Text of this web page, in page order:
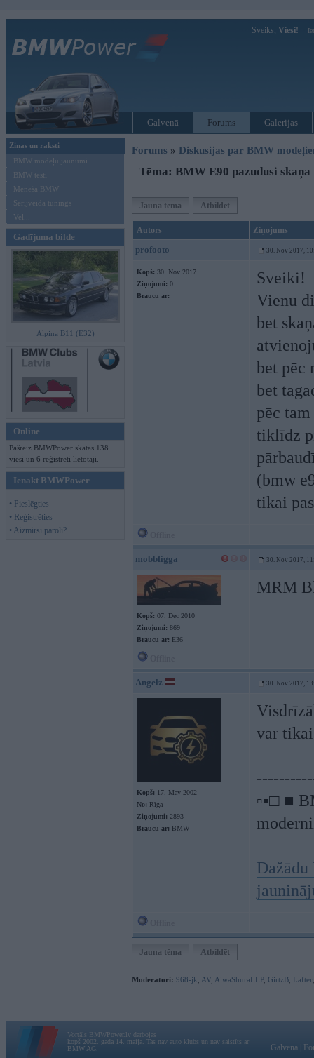
Sveiks, Viesi!
Galvenā Forums Galerijas
Ziņas un raksti
BMW modeļu jaunumi
BMW testi
Mēneša BMW
Sērijveida tūnings
Vel...
Gadījuma bilde
Alpina B11 (E32)
Online
Pašreiz BMWPower skatās 138
viesi un 6 reģistrēti lietotāji.
Ienākt BMWPower
• Pieslēgties
• Reģistrēties
• Aizmirsi paroli?
Forums » Diskusijas par BMW
Tēma: BMW E90 pazudusi skaņa
Jauna tēma Atbildēt
Autors Ziņojums
profooto 30. Nov 2017,
Kopš: 30. Nov 2017
Ziņojumi: 0
Braucu ar:
Sveiki!
Vienu
bet
bet pēc
bet
pēc
tiklīdz
(bmw
tikai
mobbfigga 30. Nov 2017,
Kopš: 07. Dec 2010
Ziņojumi: 869
Braucu ar: E36
MRM
Angelz 30. Nov 2017,
Kopš: 17. May 2002
No: Rīga
Ziņojumi: 2893
Braucu ar: BMW
var
▫▪□ ■
Jauna tēma Atbildēt
Moderatori: 968-jk AV AiwaShuraLLP, GirtzB Lafter
Vortāls BMWPower.lv darbojas
kopš 2002. gada 14. maija. Tas nav auto klubs un nav saistīts ar
BMW AG.
Galvena